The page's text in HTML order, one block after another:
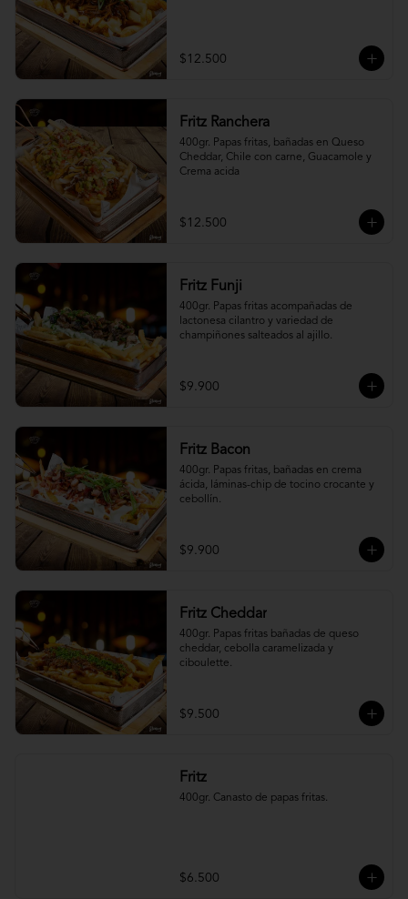
$12.500
Fritz Ranchera
400gr. Papas fritas, bañadas en Queso
Cheddar, Chile con carne, Guacamole y
Crema acida
$12.500
Fritz Funji
400gr. Papas fritas acompañadas de
lactonesa cilantro y variedad de
champiñones salteados al ajillo.
$9.900
Fritz Bacon
400gr. Papas fritas, bañadas en crema
ácida, láminas-chip de tocino crocante y
cebollín.
$9.900
Fritz Cheddar
400gr. Papas fritas bañadas de queso
cheddar, cebolla caramelizada y
ciboulette.
$9.500
Fritz
400gr. Canasto de papas fritas.
$6.500